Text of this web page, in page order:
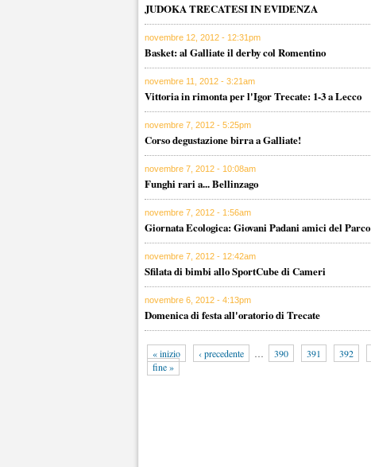
JUDOKA TRECATESI IN EVIDENZA
novembre 12, 2012 - 12:31pm
Basket: al Galliate il derby col Romentino
novembre 11, 2012 - 3:21am
Vittoria in rimonta per l'Igor Trecate: 1-3 a Lecco
novembre 7, 2012 - 5:25pm
Corso degustazione birra a Galliate!
novembre 7, 2012 - 10:08am
Funghi rari a... Bellinzago
novembre 7, 2012 - 1:56am
Giornata Ecologica: Giovani Padani amici del Parco
novembre 7, 2012 - 12:42am
Sfilata di bimbi allo SportCube di Cameri
novembre 6, 2012 - 4:13pm
Domenica di festa all'oratorio di Trecate
« inizio ‹ precedente … 390 391 392
fine »